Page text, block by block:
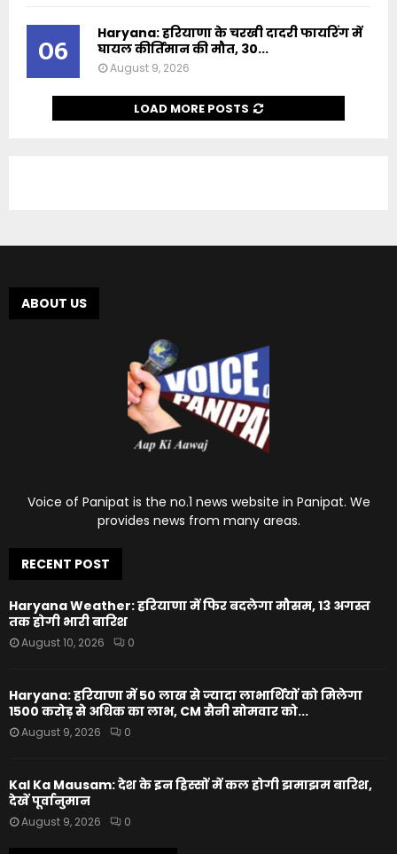
06
Haryana: हरियाणा के चरखी दादरी फायरिंग में
घायल कीर्तिमान की मौत, 30...
August 9, 2026
LOAD MORE POSTS
ABOUT US
Voice of Panipat is the no.1 news website in Panipat. We
provides news from many areas.
RECENT POST
Haryana Weather: हरियाणा में फिर बदलेगा मौसम, 13 अगस्त
तक होगी भारी बारिश
August 10, 2026 0
Haryana: हरियाणा में 50 लाख से ज्यादा लाभार्थियों को मिलेगा
1500 करोड़ से अधिक का लाभ, CM सैनी सोमवार को...
August 9, 2026 0
Kal Ka Mausam: देश के इन हिस्सों में कल होगी झमाझम बारिश,
देखें पूर्वानुमान
August 9, 2026 0